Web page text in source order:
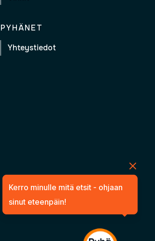
Kerro minulle mitä etsit - ohjaan
sinut eteenpäin!
PYHÄNET
Yhteystiedot